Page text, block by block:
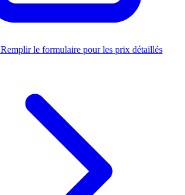
Remplir le formulaire pour les prix détaillés